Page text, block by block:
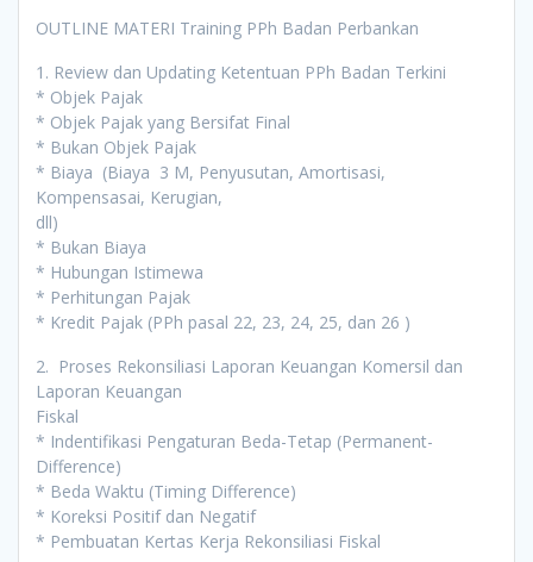
OUTLINE MATERI Training PPh Badan Perbankan
1. Review dan Updating Ketentuan PPh Badan Terkini
* Objek Pajak
* Objek Pajak yang Bersifat Final
* Bukan Objek Pajak
* Biaya (Biaya 3 M, Penyusutan, Amortisasi,
Kompensasai, Kerugian,
dll)
* Bukan Biaya
* Hubungan Istimewa
* Perhitungan Pajak
* Kredit Pajak (PPh pasal 22, 23, 24, 25, dan 26 )
2. Proses Rekonsiliasi Laporan Keuangan Komersil dan
Laporan Keuangan
Fiskal
* Indentifikasi Pengaturan Beda-Tetap (Permanent-
Difference)
* Beda Waktu (Timing Difference)
* Koreksi Positif dan Negatif
* Pembuatan Kertas Kerja Rekonsiliasi Fiskal